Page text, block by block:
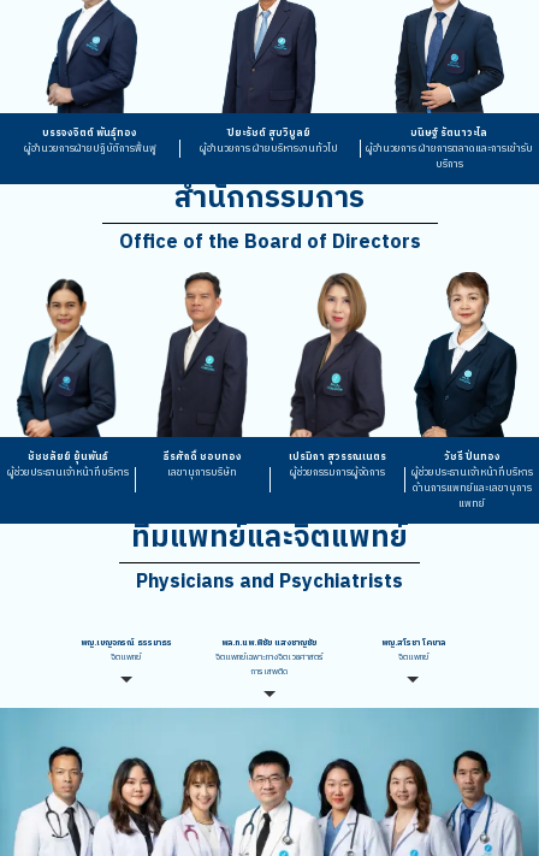
บรรจงจิตต์ พันธุ์ทอง
ผู้อำนวยการฝ่ายปฏิบัติการฟื้นฟู
ปิยะรัชต์ สุขวิบูลย์
ผู้อำนวยการ ฝ่ายบริหารงานทั่วไป
ขนิษฐ์ รัตนาวะไล
ผู้อำนวยการ ฝ่ายการตลาดและการเข้ารับ
บริการ
สำนักกรรมการ
Office of the Board of Directors
ชัชชลัยย์ ยุ้นพันธ์
ผู้ช่วยประธานเจ้าหน้าที่บริหาร
ธีรศักดิ์ ชอบทอง
เลขานุการบริษัท
เปรมิกา สุวรรณเนตร
ผู้ช่วยกรรมการผู้จัดการ
วัชรี ปิ่นทอง
ผู้ช่วยประธานเจ้าหน้าที่บริหาร
ด้านการแพทย์และเลขานุการ
แพทย์
ทีมแพทย์และจิตแพทย์
Physicians and Psychiatrists
พญ.เบญจภรณ์ ธรรมาธร
จิตแพทย์
พล.ท.นพ.พิชัย แสงชาญชัย
จิตแพทย์เฉพาะทางจิตเวชศาสตร์
การเสพติด
พญ.สโรชา โคบาล
จิตแพทย์